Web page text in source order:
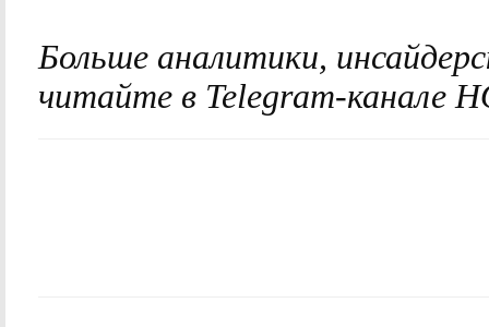
Больше аналитики,
читайте в Telegram-